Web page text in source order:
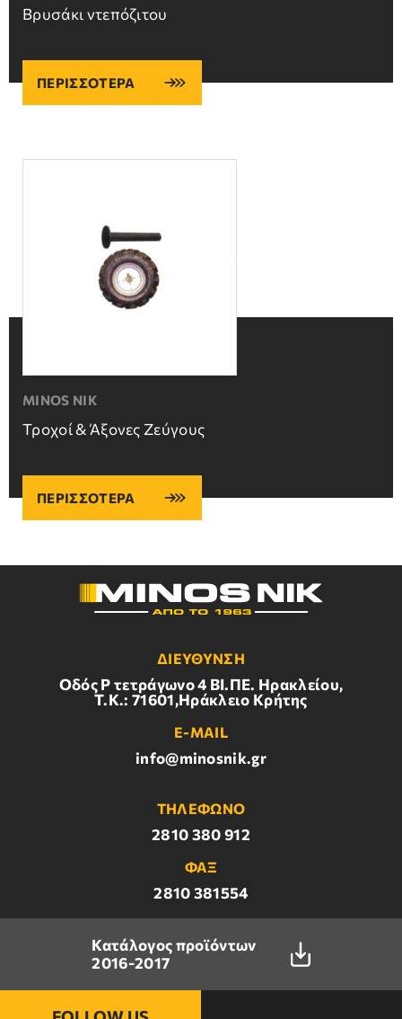
Βρυσάκι ντεπόζιτου
ΠΕΡΙΣΣΟΤΕΡΑ
MINOS NIK
Τροχοί & Άξονες Ζεύγους
ΠΕΡΙΣΣΟΤΕΡΑ
ΔΙΕΥΘΥΝΣΗ
Οδός Ρ τετράγωνο 4 BI.ΠΕ. Ηρακλείου,
Τ.Κ.: 71601,Ηράκλειο Κρήτης
E-MAIL
info@minosnik.gr
ΤΗΛΕΦΩΝΟ
2810 380 912
ΦΑΞ
2810 381554
Κατάλογος προϊόντων
2016-2017